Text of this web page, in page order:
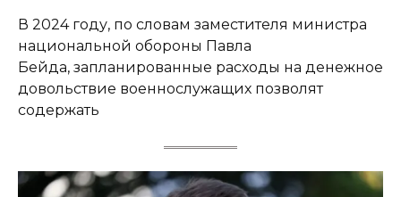
В 2024 году, по словам заместителя министра
национальной обороны Павла
Бейда, запланированные расходы на денежное
довольствие военнослужащих позволят
содержать